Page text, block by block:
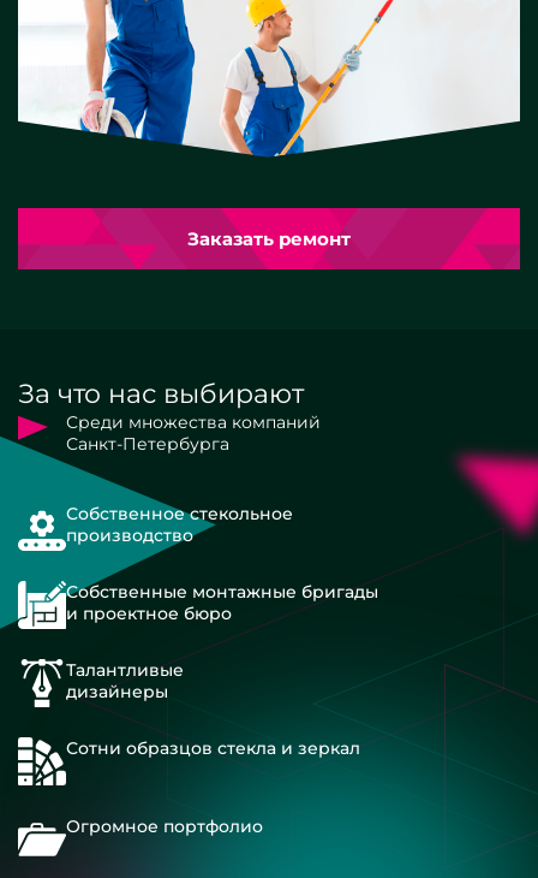
Заказать ремонт
За что нас выбирают
Среди множества компаний
Санкт-Петербурга
Собственное стекольное
производство
Собственные монтажные бригады
и проектное бюро
Талантливые
дизайнеры
Сотни образцов стекла и зеркал
Огромное портфолио